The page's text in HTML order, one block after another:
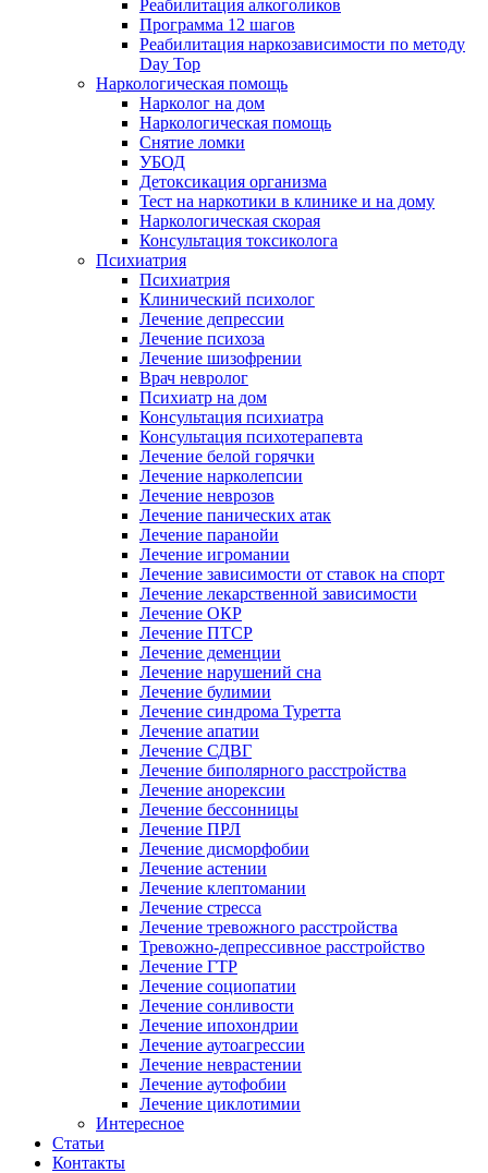
Реабилитация алкоголиков
Программа 12 шагов
Реабилитация наркозависимости по методу
Day Top
Наркологическая помощь
Нарколог на дом
Наркологическая помощь
Снятие ломки
УБОД
Детоксикация организма
Тест на наркотики в клинике и на дому
Наркологическая скорая
Консультация токсиколога
Психиатрия
Психиатрия
Клинический психолог
Лечение депрессии
Лечение психоза
Лечение шизофрении
Врач невролог
Психиатр на дом
Консультация психиатра
Консультация психотерапевта
Лечение белой горячки
Лечение нарколепсии
Лечение неврозов
Лечение панических атак
Лечение паранойи
Лечение игромании
Лечение зависимости от ставок на спорт
Лечение лекарственной зависимости
Лечение ОКР
Лечение ПТСР
Лечение деменции
Лечение нарушений сна
Лечение булимии
Лечение синдрома Туретта
Лечение апатии
Лечение СДВГ
Лечение биполярного расстройства
Лечение анорексии
Лечение бессонницы
Лечение ПРЛ
Лечение дисморфобии
Лечение астении
Лечение клептомании
Лечение стресса
Лечение тревожного расстройства
Тревожно-депрессивное расстройство
Лечение ГТР
Лечение социопатии
Лечение сонливости
Лечение ипохондрии
Лечение аутоагрессии
Лечение неврастении
Лечение аутофобии
Лечение циклотимии
Интересное
Статьи
Контакты